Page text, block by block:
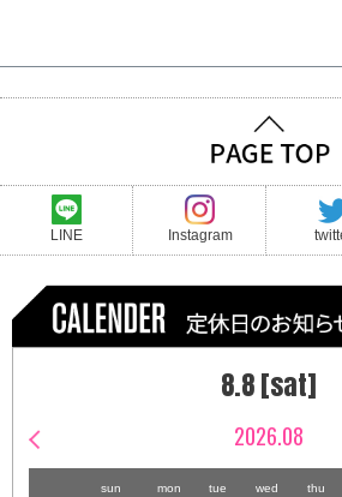
LINE Instagram
8.8 [sat]
2026.08
sun mon tue wed thu